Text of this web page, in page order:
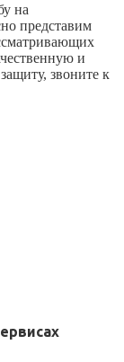
на
представим
и
звоните к